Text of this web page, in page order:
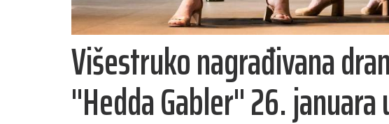
Višestruko nagrađivana
"Hedda Gabler" 26.